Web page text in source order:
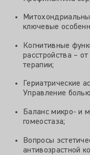
ключевые
Когнитивные
расстройства –
терапии;
Гериатрические
Управление
Баланс микро- и
гомеостаза;
Вопросы
антивозрастной